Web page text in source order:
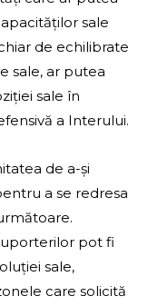
sale
de echilibrate
sale, ar putea
sale în
a Interului.
de a-și
a se redresa
pot fi
sale,
care solicită